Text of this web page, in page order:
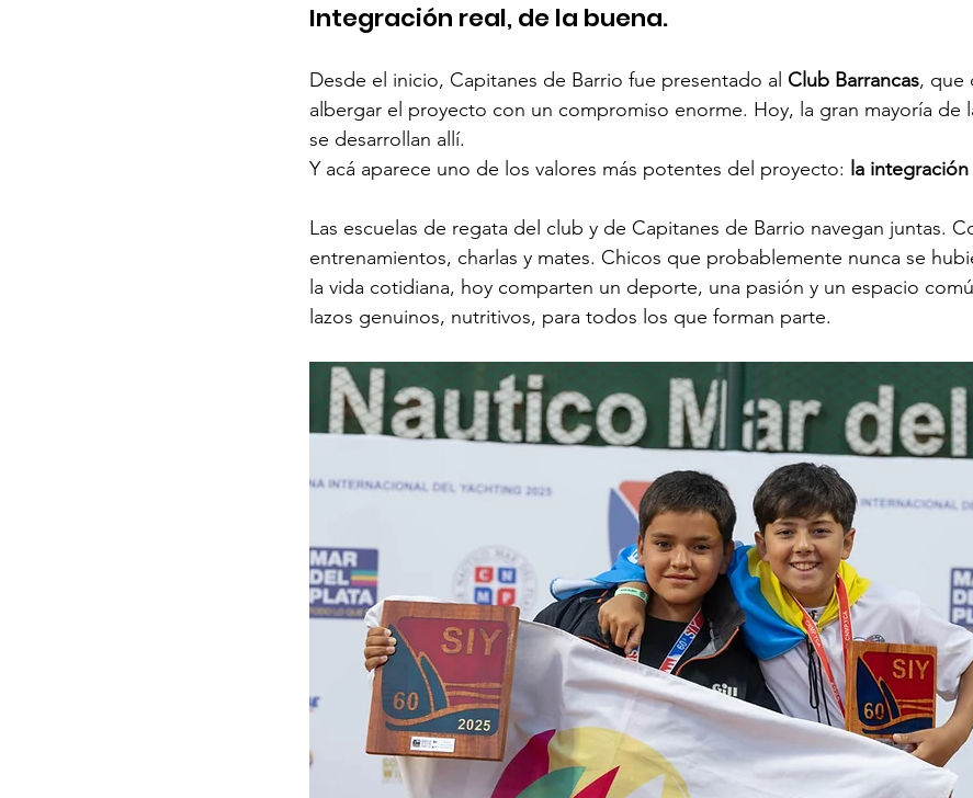
Integración real, de la buena.
Desde el inicio, Capitanes de Barrio fue presentado al Club Barrancas, que
albergar el proyecto con un compromiso enorme. Hoy, la gran mayoría de
se desarrollan allí.
Y acá aparece uno de los valores más potentes del proyecto: la integración
Las escuelas de regata del club y de Capitanes de Barrio navegan juntas.
entrenamientos, charlas y mates. Chicos que probablemente nunca se
la vida cotidiana, hoy comparten un deporte, una pasión y un espacio
lazos genuinos, nutritivos, para todos los que forman parte.